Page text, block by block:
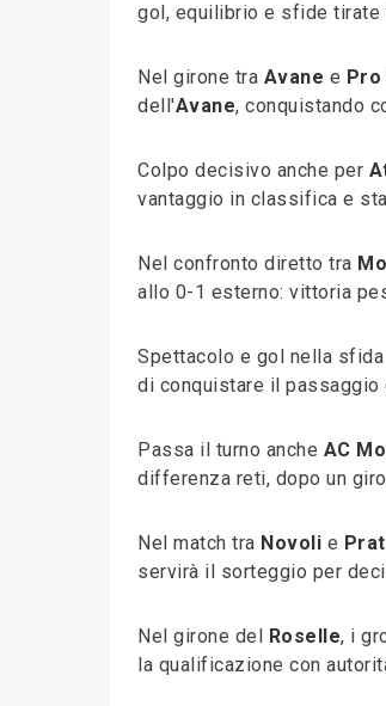
gol, equilibrio e sfide tirate
Nel girone tra Avane e Pro
dell'Avane, conquistando
Colpo decisivo anche per
vantaggio in classifica e
Nel confronto diretto tra
allo 0-1 esterno: vittoria
Spettacolo e gol nella
di conquistare il passaggio
Passa il turno anche AC
differenza reti, dopo un
Nel match tra Novoli e
servirà il sorteggio per
Nel girone del Roselle, i
la qualificazione con